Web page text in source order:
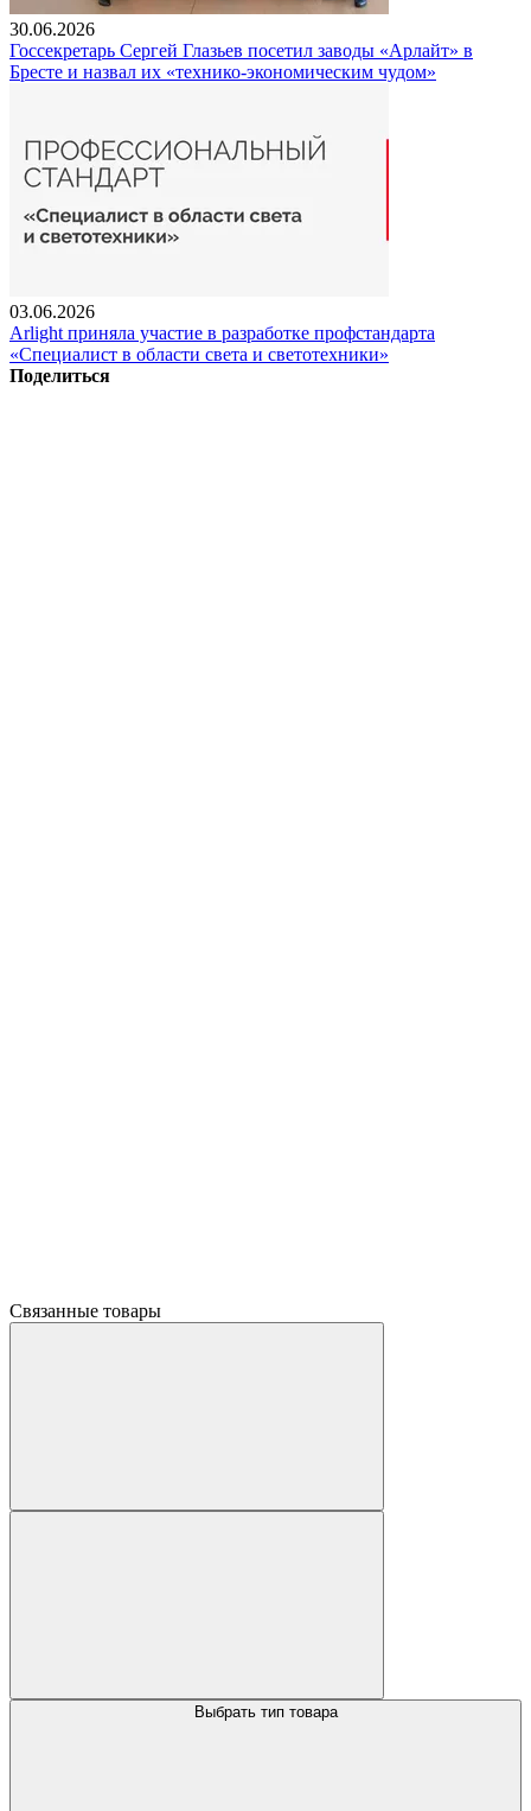
30.06.2026
Госсекретарь Сергей Глазьев посетил заводы «Арлайт» в
Бресте и назвал их «технико-экономическим чудом»
03.06.2026
Arlight приняла участие в разработке профстандарта
«Специалист в области света и светотехники»
Поделиться
Связанные товары
Выбрать тип товара